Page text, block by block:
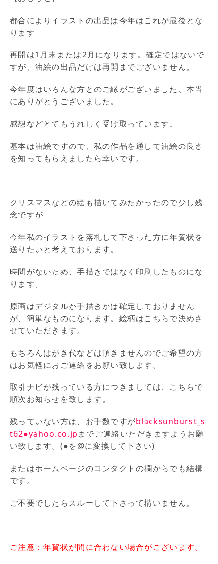
都合によりイラストの出品は今年はこれが最後とな
ります。
再開は1月末または2月になります。確定ではないで
すが、油絵の出品だけは再開までございません。
今年度はいろんな方とのご縁がございました、本当
にありがとうございました。
感想などとてもうれしく受け取っています。
基本は油絵ですので、私の作品を通して油絵の良さ
を知ってもらえましたら幸いです。
クリスマスなどの絵も描いてみたかったので少し残
念ですが
今年私のイラストを落札して下さった方に年賀状を
送りたいと考えております。
時間がないため、手描きではなく印刷したものにな
ります。
原画はデジタルか手描きかは確定しておりません
が、簡単なものになります。絵柄はこちらで決めさ
せていただきます。
もちろんはがき代などは頂きませんのでご希望の方
はお気軽におご連絡をお願い致します。
取引ナビが残っている方につきましては、こちらで
順次お知らせを致します。
残っていない方は、お手数ですがblacksunburst_s
t62●yahoo.co.jp までご連絡いただきますようお願
い致します。(●を@に変換して下さい)
またはホームページのコンタクトの欄からでも結構
です。
ご不要でしたらスルーして下さって構いません。
ご注意：年賀状が間に合わない場合がございます。